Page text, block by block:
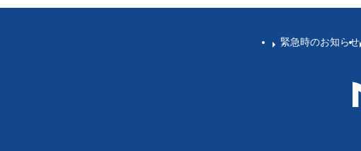
緊急時のお知らせ